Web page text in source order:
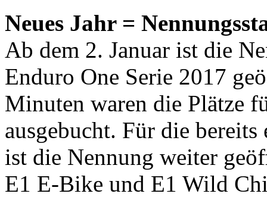
Neues Jahr =
Ab dem 2. Januar ist die
Enduro One Serie 2017
Minuten waren die Plätze
ausgebucht. Für die
ist die Nennung weiter
E1 E-Bike und E1 Wild